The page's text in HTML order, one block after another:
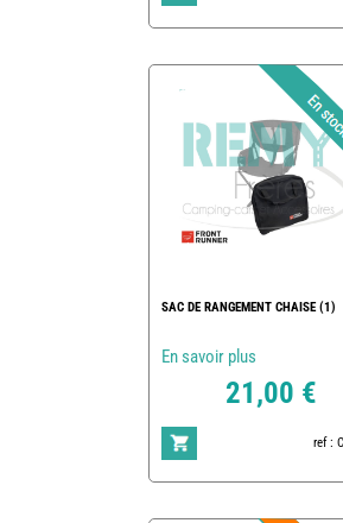
SAC DE RANGEMENT CHAISE (1)
En savoir plus
21,00 €
ref :